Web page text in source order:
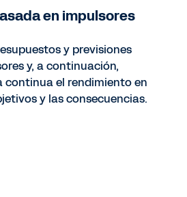
en impulsores
y previsiones
y, a continuación,
continua el rendimiento en
y las consecuencias.